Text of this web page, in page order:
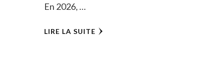
En 2026, …
LIRE LA SUITE